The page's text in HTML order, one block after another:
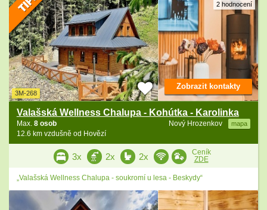
2 hodnocení
3M-268
Valašská Wellness Chalupa - Kohútka - Karolinka
Nový Hrozenkov mapa
Max. 8 osob
12.6 km vzdušně od Hovězí
Zobrazit kontakty
3x 2x 2x
Ceník
ZDE
„Valašská Wellness Chalupa - soukromí u lesa - Beskydy“